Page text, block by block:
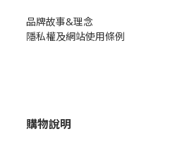
品牌故事&理念
隱私權及網站使用條例
購物說明